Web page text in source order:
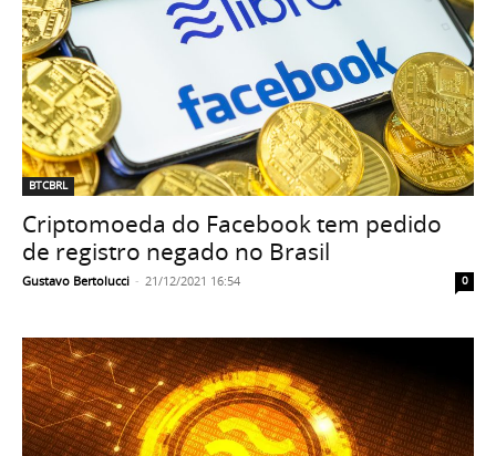
BTCBRL
Criptomoeda do Facebook tem pedido
de registro negado no Brasil
Gustavo Bertolucci - 21/12/2021 16:54 0